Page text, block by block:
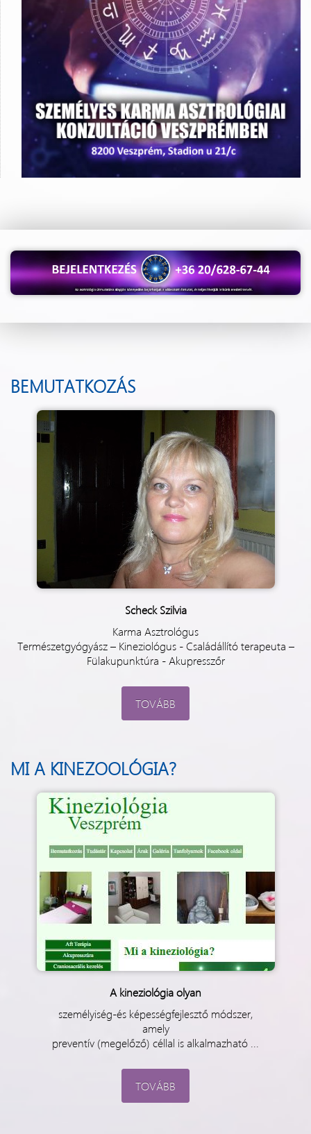
BEMUTATKOZÁS
Scheck Szilvia
Karma Asztrológus
Természetgyógyász – Kineziológus - Családállító terapeuta –
Fülakupunktúra - Akupresszőr
TOVÁBB
MI A KINEZOOLÓGIA?
A kineziológia olyan
személyiség-és képességfejlesztő módszer,
amely
preventív (megelőző) céllal is alkalmazható ...
TOVÁBB